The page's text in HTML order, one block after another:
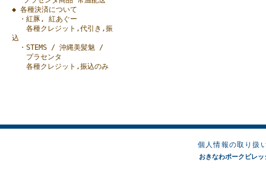
◆ 各種決済について
・紅豚, 紅あぐー
各種クレジット,代引き,振
込
・STEMS / 沖縄美髪魅 /
プラセンタ
各種クレジット,振込のみ
個人情報の取り扱
おきなわポークビレ